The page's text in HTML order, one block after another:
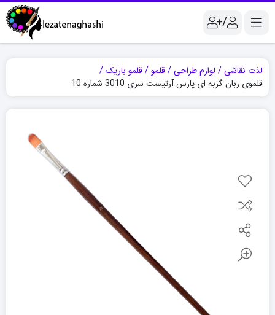
/
لذت نقاشی لوازم طراحی قلمو
قلمو باریک
قلموی زبان گربه ای پارس آرتیست سری 3010 شماره 10